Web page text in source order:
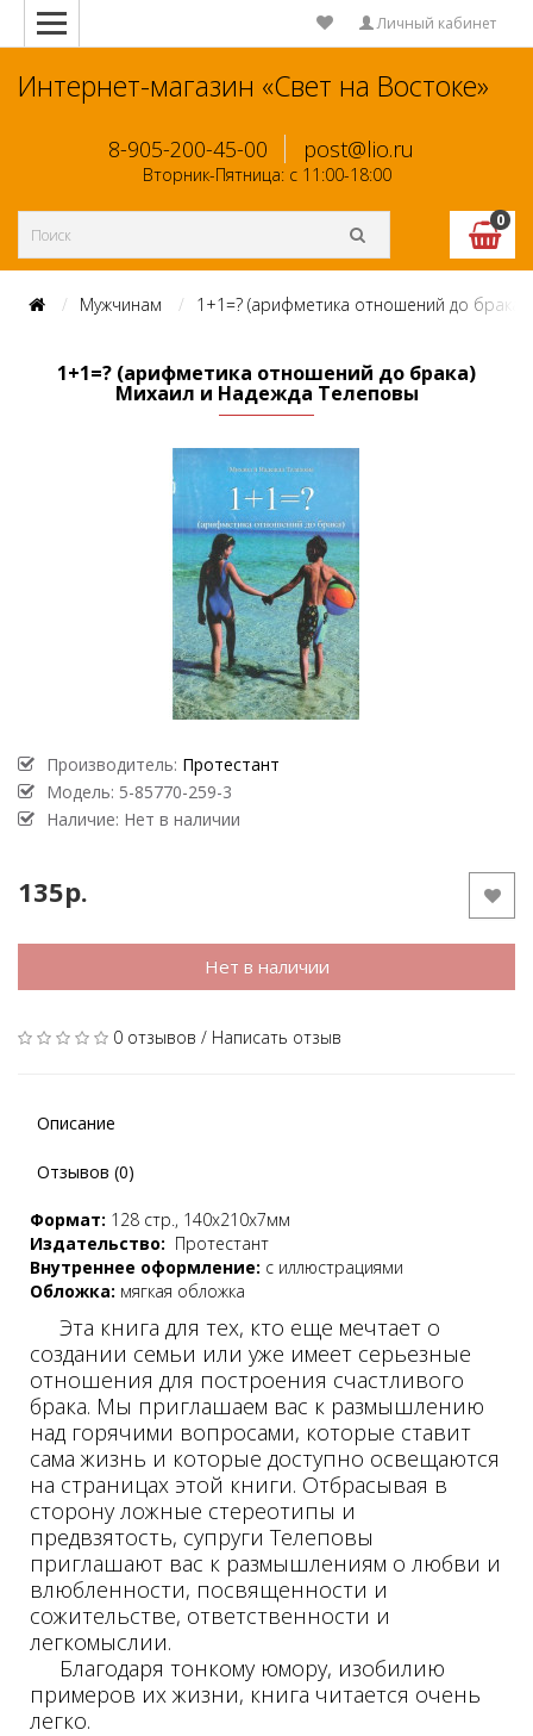
Личный кабинет
Интернет-магазин «Свет на Востоке»
8-905-200-45-00 post@lio.ru
Вторник-Пятница: с 11:00-18:00
0
Мужчинам 1+1=? (арифметика отношений до
1+1=? (арифметика отношений до брака)
Михаил и Надежда Телеповы
Производитель: Протестант
Модель: 5-85770-259-3
Наличие: Нет в наличии
135р.
Нет в наличии
0 отзывов / Написать отзыв
Описание
Отзывов (0)
Формат: 128 стр., 140х210х7мм
Издательство: Протестант
Внутреннее оформление: с иллюстрациями
Обложка: мягкая обложка
Эта книга для тех, кто еще мечтает о
создании семьи или уже имеет серьезные
отношения для построения счастливого
брака. Мы приглашаем вас к размышлению
над горячими вопросами, которые ставит
сама жизнь и которые доступно освещаются
на страницах этой книги. Отбрасывая в
сторону ложные стереотипы и
предвзятость, супруги Телеповы
приглашают вас к размышлениям о любви и
влюбленности, посвященности и
сожительстве, ответственности и
легкомыслии.
Благодаря тонкому юмору, изобилию
примеров их жизни, книга читается очень
легко.